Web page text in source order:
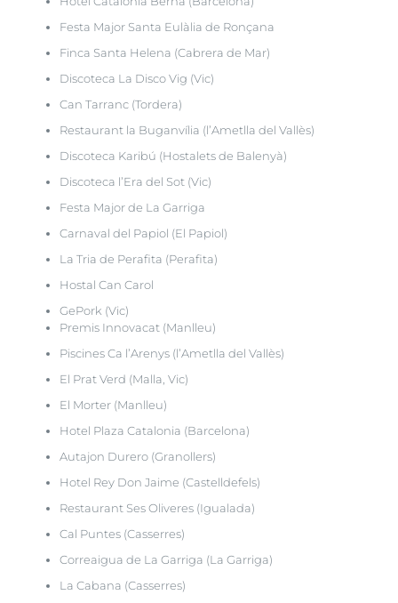
Festa Major Santa Eulàlia de Ronçana
Finca Santa Helena (Cabrera de Mar)
Discoteca La Disco Vig (Vic)
Can Tarranc (Tordera)
Restaurant la Buganvília (l’Ametlla del Vallès)
Discoteca Karibú (Hostalets de Balenyà)
Discoteca l’Era del Sot (Vic)
Festa Major de La Garriga
Carnaval del Papiol (El Papiol)
La Tria de Perafita (Perafita)
Hostal Can Carol
GePork (Vic)
Premis Innovacat (Manlleu)
Piscines Ca l’Arenys (l’Ametlla del Vallès)
El Prat Verd (Malla, Vic)
El Morter (Manlleu)
Hotel Plaza Catalonia (Barcelona)
Autajon Durero (Granollers)
Hotel Rey Don Jaime (Castelldefels)
Restaurant Ses Oliveres (Igualada)
Cal Puntes (Casserres)
Correaigua de La Garriga (La Garriga)
La Cabana (Casserres)